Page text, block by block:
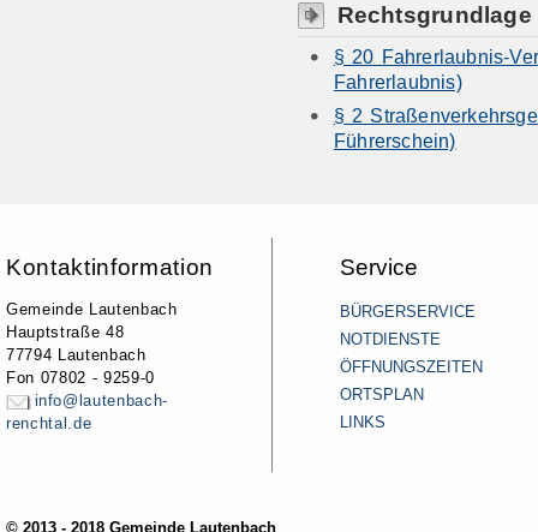
Rechtsgrundlage
§ 20 Fahrerlaubnis-
Fahrerlaubnis)
§ 2
Führerschein)
Kontaktinformation
Gemeinde Lautenbach
Hauptstraße 48
77794 Lautenbach
Fon 07802 - 9259-0
info@lautenbach-
renchtal.de
Service
BÜRGERSERVICE
NOTDIENSTE
ÖFFNUNGSZEITEN
ORTSPLAN
LINKS
© 2013 - 2018 Gemeinde Lautenbach